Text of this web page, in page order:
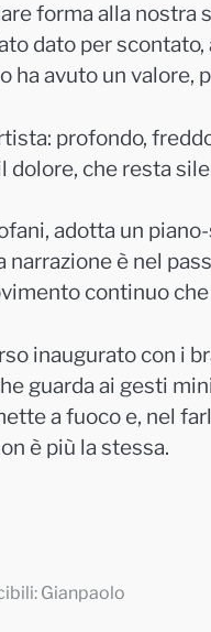
forma alla
dato per
ha avuto un valore,
profondo,
dolore, che resta
adotta un
narrazione è nel
continuo
inaugurato con i
guarda ai gesti
a fuoco e, nel
è più la stessa.
Gianpaolo